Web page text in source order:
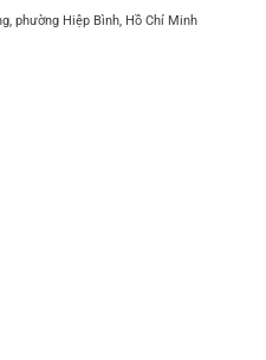
phường Hiệp Bình, Hồ Chí Minh